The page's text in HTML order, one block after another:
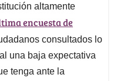
altamente
encuesta de
consultados lo
una baja expectativa
tenga ante la